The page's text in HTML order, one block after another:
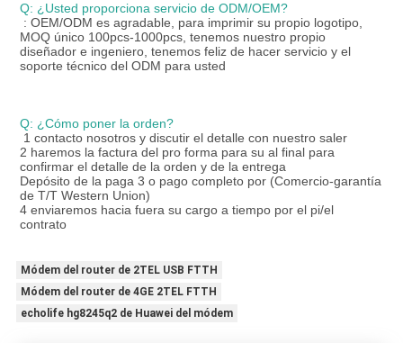
Q: ¿Usted proporciona servicio de ODM/OEM?
: OEM/ODM es agradable, para imprimir su propio logotipo,
MOQ único 100pcs-1000pcs, tenemos nuestro propio
diseñador e ingeniero, tenemos feliz de hacer servicio y el
soporte técnico del ODM para usted
Q: ¿Cómo poner la orden?
1 contacto nosotros y discutir el detalle con nuestro saler
2 haremos la factura del pro forma para su al final para
confirmar el detalle de la orden y de la entrega
Depósito de la paga 3 o pago completo por (Comercio-garantía
de T/T Western Union)
4 enviaremos hacia fuera su cargo a tiempo por el pi/el
contrato
Módem del router de 2TEL USB FTTH
Módem del router de 4GE 2TEL FTTH
echolife hg8245q2 de Huawei del módem